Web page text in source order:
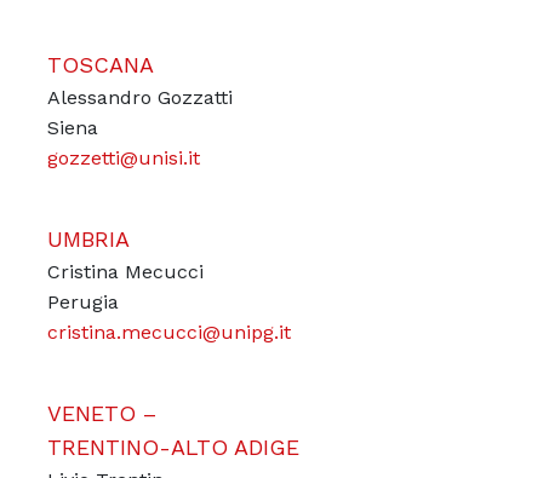
TOSCANA
Alessandro Gozzatti
Siena
gozzetti@unisi.it
UMBRIA
Cristina Mecucci
Perugia
cristina.mecucci@unipg.it
VENETO –
TRENTINO-ALTO ADIGE